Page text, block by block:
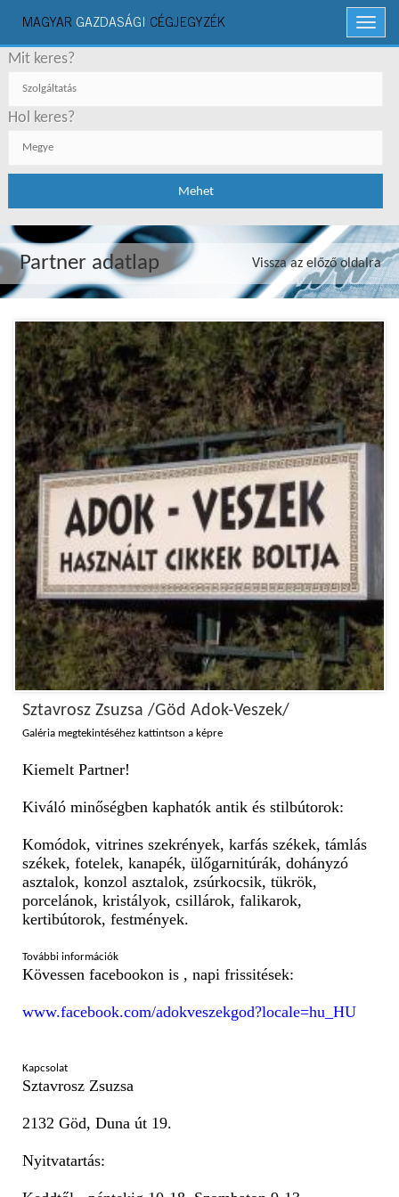
Menü
MAGYAR GAZDASÁGI CÉGJEGYZÉK
Mit keres?
Hol keres?
Partner adatlap Vissza az előző oldalra
Sztavrosz Zsuzsa /Göd Adok-Veszek/
Galéria megtekintéséhez kattintson a képre
Kiemelt Partner!
Kiváló minőségben kaphatók antik és stilbútorok:
Komódok, vitrines szekrények, karfás székek, támlás
székek, fotelek, kanapék, ülőgarnitúrák, dohányzó
asztalok, konzol asztalok, zsúrkocsik, tükrök,
porcelánok, kristályok, csillárok, falikarok,
kertibútorok, festmények.
További információk
Kövessen facebookon is , napi frissitések:
www.facebook.com/adokveszekgod?locale=hu_HU
Kapcsolat
Sztavrosz Zsuzsa
2132 Göd, Duna út 19.
Nyitvatartás: